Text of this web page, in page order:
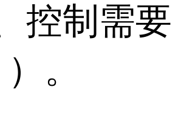
控制需要
。